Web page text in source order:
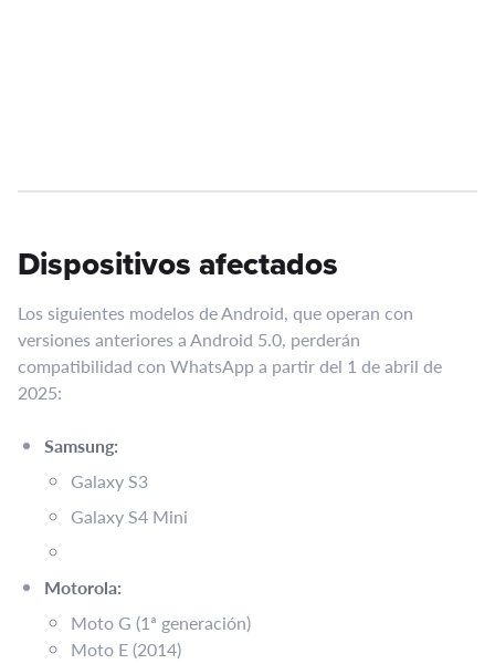
Dispositivos afectados
Los siguientes modelos de Android, que operan con
versiones anteriores a Android 5.0, perderán
compatibilidad con WhatsApp a partir del 1 de abril de
2025:​
Samsung:
Galaxy S3​
Galaxy S4 Mini​
Motorola:
Moto G (1ª generación)​
Moto E (2014)​